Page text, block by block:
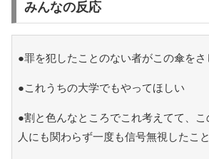
みんなの反応
●罪を犯したことのない者がこの傘をさ
●これうちの大学でもやってほしい
●割と色んなところでこれ考えてて、
人にも関わらず一度も信号無視したこ